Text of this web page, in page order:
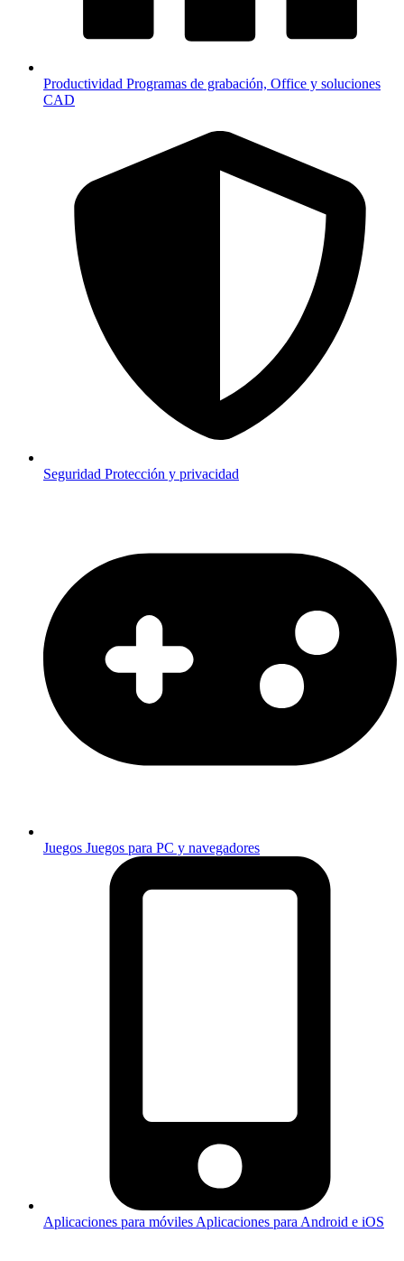
Productividad Programas de grabación, Office y soluciones
CAD
Seguridad Protección y privacidad
Juegos Juegos para PC y navegadores
Aplicaciones para móviles Aplicaciones para Android e iOS